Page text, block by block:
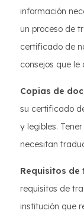
información
un proceso de
certificado de
consejos que
Copias de
su certificado
y legibles.
necesitan
Requisitos de
requisitos de
institución que